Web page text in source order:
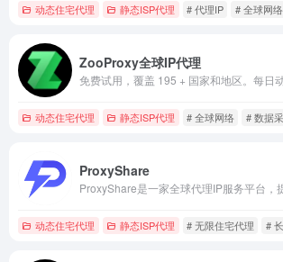
动态住宅代理 静态ISP代理 # 代理IP # 全球网络
ZooProxy全球IP代理
动态住宅代理 静态ISP代理 # 全球网络 # 数据
ProxyShare
动态住宅代理 静态ISP代理 # 无限住宅代理 #